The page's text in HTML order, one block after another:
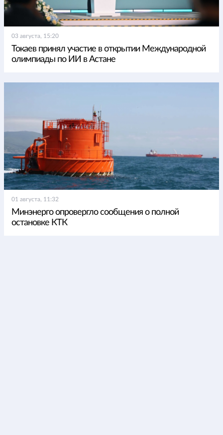
03 августа, 15:20
Токаев принял участие в открытии Международной
олимпиады по ИИ в Астане
01 августа, 11:32
Минэнерго опровергло сообщения о полной
остановке КТК